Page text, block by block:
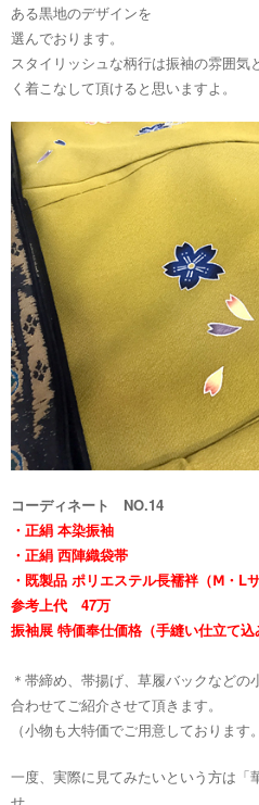
ある黒地のデザインを
選んでおります。
スタイリッシュな柄行は振袖の雰囲気
く着こなして頂けると思いますよ。
コーディネート NO.14
・正絹 本染振袖
・正絹 西陣織袋帯
・ 既製品 ポリエステル長襦袢（Ⅿ・Lサ
参考上代 47万
振袖展 特価奉仕価格（手縫い仕立て
＊帯締め、帯揚げ、草履バックなどの
合わせてご紹介させて頂きます。
（小物も大特価でご用意しております
一度、実際に見てみたいという方は「